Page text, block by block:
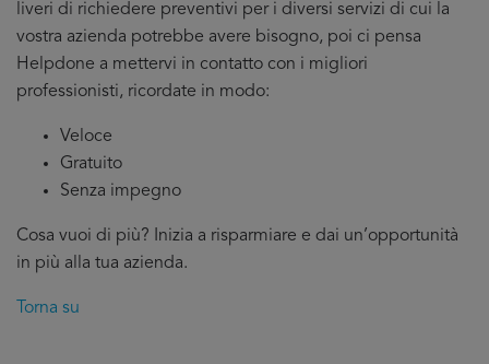
liveri di richiedere preventivi per i diversi servizi di cui la
vostra azienda potrebbe avere bisogno, poi ci pensa
Helpdone a mettervi in contatto con i migliori
professionisti, ricordate in modo:
Veloce
Gratuito
Senza impegno
Cosa vuoi di più? Inizia a risparmiare e dai un’opportunità
in più alla tua azienda.
Torna su